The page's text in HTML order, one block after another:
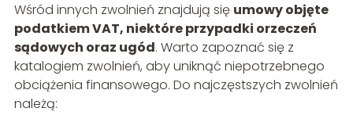
Wśród innych zwolnień znajdują się umowy objęte
podatkiem VAT, niektóre przypadki orzeczeń
sądowych oraz ugód. Warto zapoznać się z
katalogiem zwolnień, aby uniknąć niepotrzebnego
obciążenia finansowego. Do najczęstszych zwolnień
należą: